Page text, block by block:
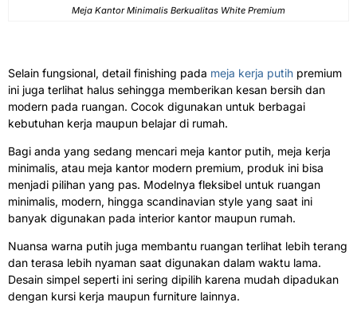
Meja Kantor Minimalis Berkualitas White Premium
Selain fungsional, detail finishing pada meja kerja putih premium
ini juga terlihat halus sehingga memberikan kesan bersih dan
modern pada ruangan. Cocok digunakan untuk berbagai
kebutuhan kerja maupun belajar di rumah.
Bagi anda yang sedang mencari meja kantor putih, meja kerja
minimalis, atau meja kantor modern premium, produk ini bisa
menjadi pilihan yang pas. Modelnya fleksibel untuk ruangan
minimalis, modern, hingga scandinavian style yang saat ini
banyak digunakan pada interior kantor maupun rumah.
Nuansa warna putih juga membantu ruangan terlihat lebih terang
dan terasa lebih nyaman saat digunakan dalam waktu lama.
Desain simpel seperti ini sering dipilih karena mudah dipadukan
dengan kursi kerja maupun furniture lainnya.